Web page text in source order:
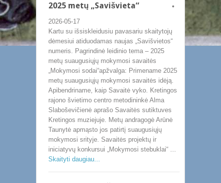
2025 metų „Savišvieta“
2026-05-17
Kartu su išsiskleidusiu pavasariu skaitytojų
dėmesiui atiduodamas naujas „Savišvietos“
numeris. Pagrindinė leidinio tema – 2025
metų suaugusiųjų mokymosi savaitės
„Mokymosi sodai“apžvalga: Primename 2025
metų suaugusiųjų mokymosi savaitės idėją.
Apibendriname, kaip Savaitė vyko. Kretingos
rajono švietimo centro metodininkė Alma
Slaboševičienė aprašo Savaitės sutiktuves
Kretingos muziejuje. Metų andragogė Arūnė
Taunytė apmąsto jos patirtį suaugusiųjų
mokymosi srityje. Savaitės projektų ir
iniciatyvų konkursui „Mokymosi stebuklai“ ...
Skaityti daugiau...